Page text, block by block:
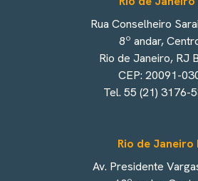
Rua Conselheiro
8º andar,
Rio de Janeiro, RJ
CEP: 20091-
Tel. 55 (21) 3176-
Rio de Janeiro
Av. Presidente